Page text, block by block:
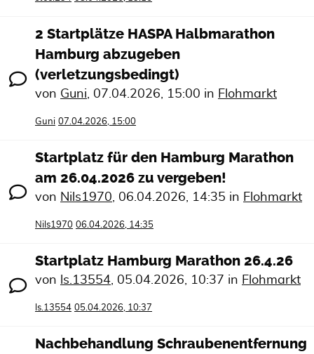
2 Startplätze HASPA Halbmarathon
Hamburg abzugeben
(verletzungsbedingt)
von Guni, 07.04.2026, 15:00 in Flohmarkt
Guni 07.04.2026, 15:00
Startplatz für den Hamburg Marathon
am 26.04.2026 zu vergeben!
von Nils1970, 06.04.2026, 14:35 in Flohmarkt
Nils1970 06.04.2026, 14:35
Startplatz Hamburg Marathon 26.4.26
von ls.13554, 05.04.2026, 10:37 in Flohmarkt
ls.13554 05.04.2026, 10:37
Nachbehandlung Schraubenentfernung